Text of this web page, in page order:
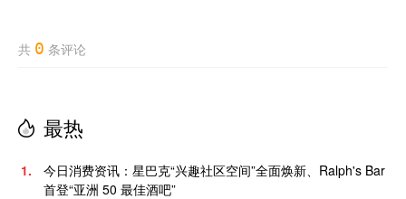
共 0 条评论
最热
1.
今日消费资讯：星巴克“兴趣社区空间”全面焕新、Ralph's Bar
首登“亚洲 50 最佳酒吧”